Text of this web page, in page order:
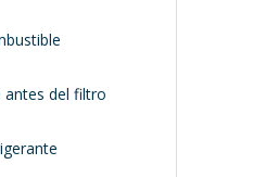
antes del filtro